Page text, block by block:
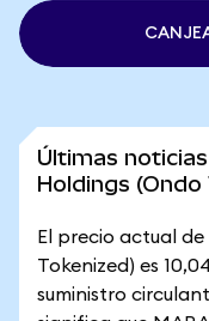
Últimas
Holdings (Ondo
El precio actual
Tokenized) es
suministro